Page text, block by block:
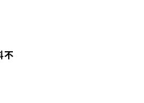
不